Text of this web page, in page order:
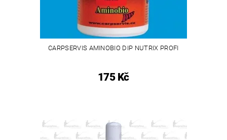
CARPSERVIS AMINOBIO DIP NUTRIX PROFI
175 Kč